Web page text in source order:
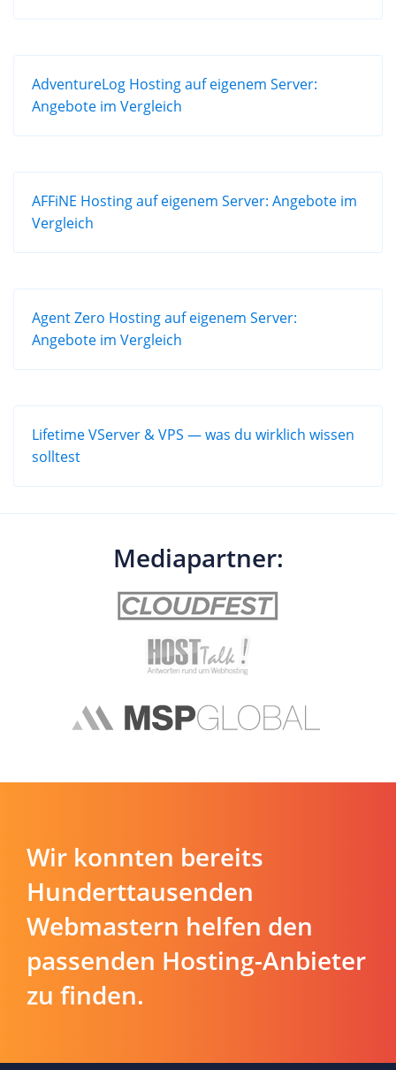
AdventureLog Hosting auf eigenem Server:
Angebote im Vergleich
AFFiNE Hosting auf eigenem Server: Angebote im
Vergleich
Agent Zero Hosting auf eigenem Server:
Angebote im Vergleich
Lifetime VServer & VPS — was du wirklich wissen
solltest
Mediapartner:
Wir konnten bereits
Hunderttausenden
Webmastern helfen den
passenden Hosting-Anbieter
zu finden.